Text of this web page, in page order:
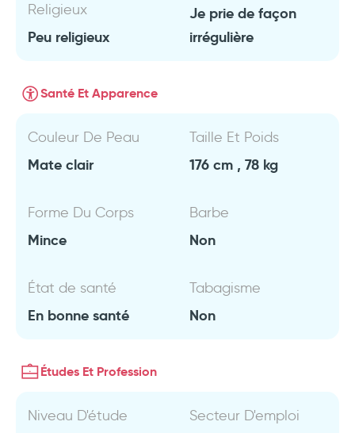
Religieux
Peu religieux
Je prie de façon
irrégulière
Santé Et Apparence
Couleur De Peau
Mate clair
Taille Et Poids
176 cm , 78 kg
Forme Du Corps
Mince
Barbe
Non
État de santé
En bonne santé
Tabagisme
Non
Études Et Profession
Niveau D'étude Secteur D'emploi